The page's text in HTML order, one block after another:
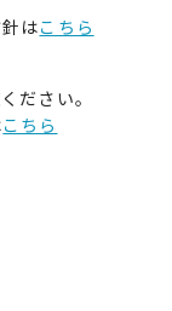
はこちら
ださい。
こちら